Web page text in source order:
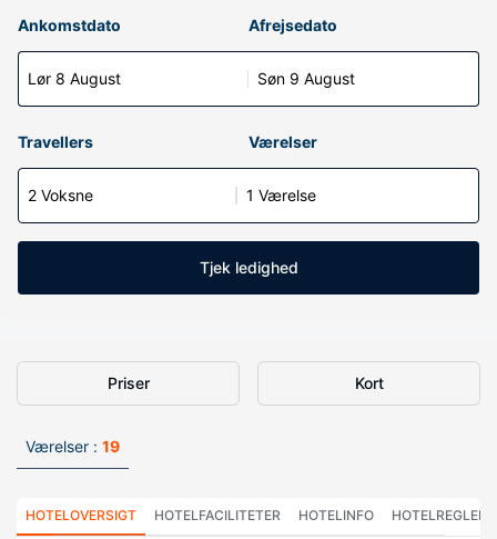
Ankomstdato
Lør 8 August
Afrejsedato
Søn 9 August
Travellers Værelser
2 Voksne 1 Værelse
Tjek ledighed
Priser Kort
Værelser : 19
HOTELOVERSIGT HOTELFACILITETER HOTELINFO HOTELREGLER